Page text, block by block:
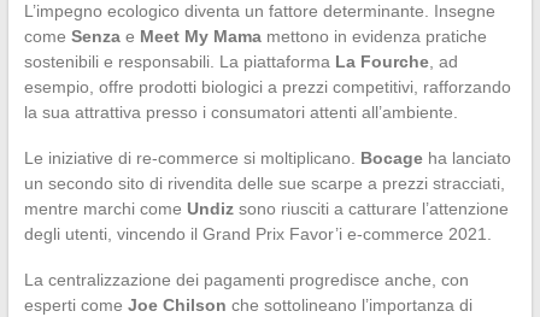
L’impegno ecologico diventa un fattore determinante. Insegne
come Senzae Meet My Mamamettono in evidenza pratiche
sostenibili e responsabili. La piattaforma La Fourche, ad
esempio, offre prodotti biologici a prezzi competitivi, rafforzando
la sua attrattiva presso i consumatori attenti all’ambiente.
Le iniziative di re-commerce si moltiplicano. Bocageha lanciato
un secondo sito di rivendita delle sue scarpe a prezzi stracciati,
mentre marchi come Undizsono riusciti a catturare l’attenzione
degli utenti, vincendo il Grand Prix Favor’i e-commerce 2021.
La centralizzazione dei pagamenti progredisce anche, con
esperti come Joe Chilson che sottolineano l’importanza di